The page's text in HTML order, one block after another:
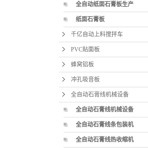
全自动纸面石膏板生产
纸面石膏板
千亿自动上料搅拌车
PVC贴面板
蜂窝铝板
冲孔吸音板
全自动石膏线机械设备
全自动石膏线机械设备
全自动石膏线条包装机
全自动石膏线热收缩机